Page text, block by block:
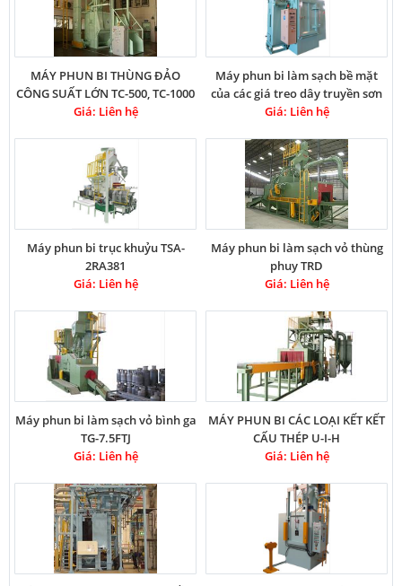
MÁY PHUN BI THÙNG ĐẢO
CÔNG SUẤT LỚN TC-500, TC-1000
Giá: Liên hệ
Máy phun bi làm sạch bề mặt
của các giá treo dây truyền sơn
Giá: Liên hệ
Máy phun bi trục khuỷu TSA-
2RA381
Giá: Liên hệ
Máy phun bi làm sạch vỏ thùng
phuy TRD
Giá: Liên hệ
Máy phun bi làm sạch vỏ bình ga
TG-7.5FTJ
Giá: Liên hệ
MÁY PHUN BI CÁC LOẠI KẾT KẾT
CẤU THÉP U-I-H
Giá: Liên hệ